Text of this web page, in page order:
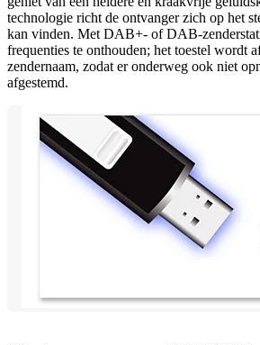
technologie richt de ontvanger zich op het
kan vinden. Met DAB+- of DAB-
frequenties te onthouden; het toestel wordt
zendernaam, zodat er onderweg ook niet
afgestemd.